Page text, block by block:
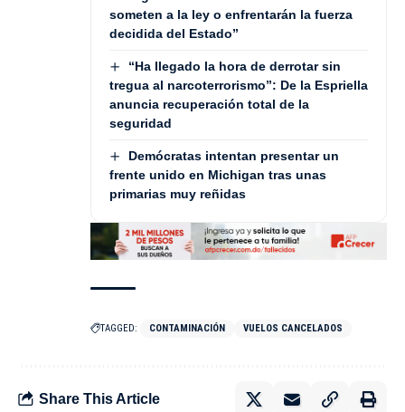
someten a la ley o enfrentarán la fuerza
decidida del Estado”
“Ha llegado la hora de derrotar sin
tregua al narcoterrorismo”: De la Espriella
anuncia recuperación total de la
seguridad
Demócratas intentan presentar un
frente unido en Michigan tras unas
primarias muy reñidas
TAGGED: CONTAMINACIÓN VUELOS CANCELADOS
Share This Article